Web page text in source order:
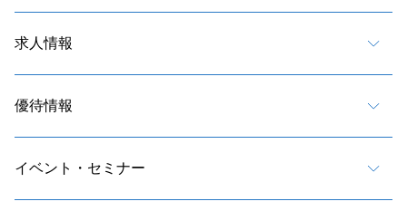
求人情報
優待情報
イベント・セミナー